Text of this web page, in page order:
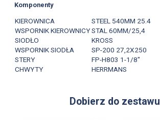
Komponenty
KIEROWNICA
STEEL 540MM 25.4
WSPORNIK KIEROWNICYSTAL 60MM/25,4
SIODŁO
KROSS
WSPORNIK SIODŁA
SP-200 27,2X250
STERY
FP-H803 1-1/8"
CHWYTY
HERRMANS
Dobierz do zestawu